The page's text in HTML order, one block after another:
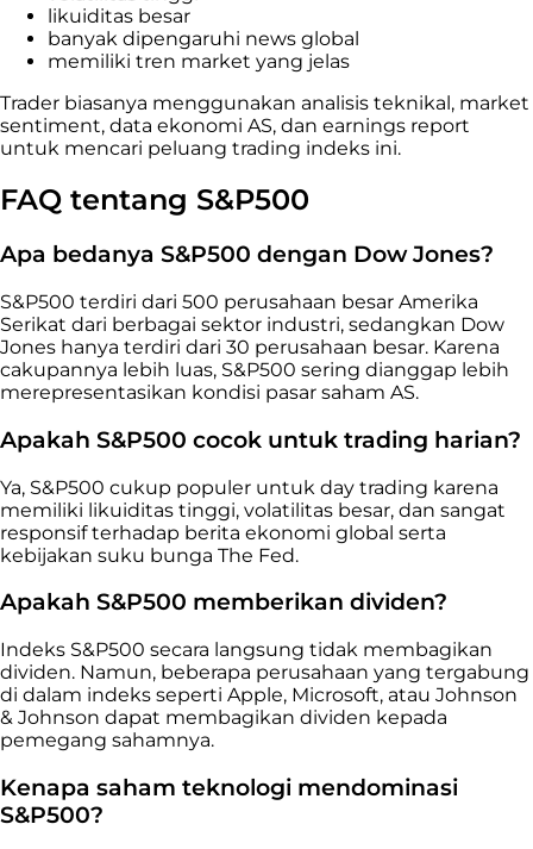
likuiditas besar
banyak dipengaruhi news global
memiliki tren market yang jelas
Trader biasanya menggunakan analisis teknikal, market
sentiment, data ekonomi AS, dan earnings report
untuk mencari peluang trading indeks ini.
FAQ tentang S&P500
Apa bedanya S&P500 dengan Dow Jones?
S&P500 terdiri dari 500 perusahaan besar Amerika
Serikat dari berbagai sektor industri, sedangkan Dow
Jones hanya terdiri dari 30 perusahaan besar. Karena
cakupannya lebih luas, S&P500 sering dianggap lebih
merepresentasikan kondisi pasar saham AS.
Apakah S&P500 cocok untuk trading harian?
Ya, S&P500 cukup populer untuk day trading karena
memiliki likuiditas tinggi, volatilitas besar, dan sangat
responsif terhadap berita ekonomi global serta
kebijakan suku bunga The Fed.
Apakah S&P500 memberikan dividen?
Indeks S&P500 secara langsung tidak membagikan
dividen. Namun, beberapa perusahaan yang tergabung
di dalam indeks seperti Apple, Microsoft, atau Johnson
& Johnson dapat membagikan dividen kepada
pemegang sahamnya.
Kenapa saham teknologi mendominasi
S&P500?